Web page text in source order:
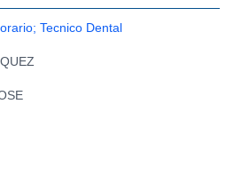
Tecnico Dental